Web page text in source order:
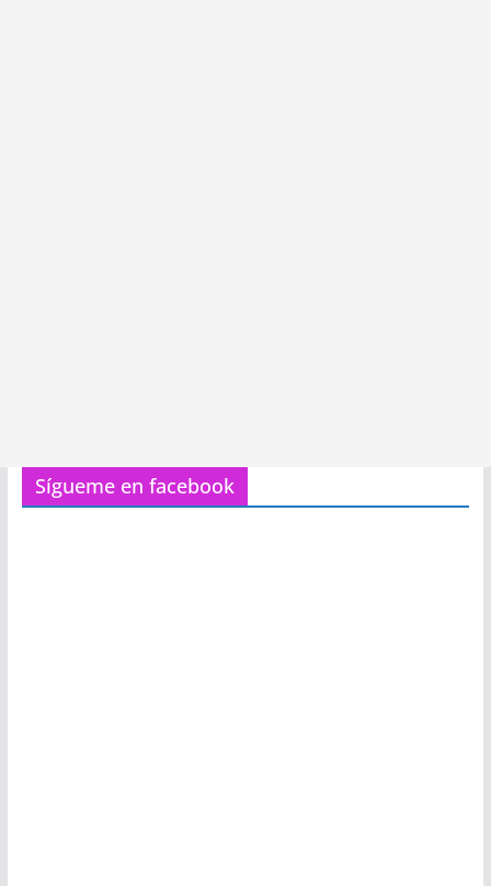
Sígueme en facebook